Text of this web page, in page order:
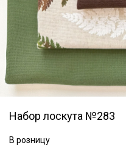
Набор лоскута №283
В розницу